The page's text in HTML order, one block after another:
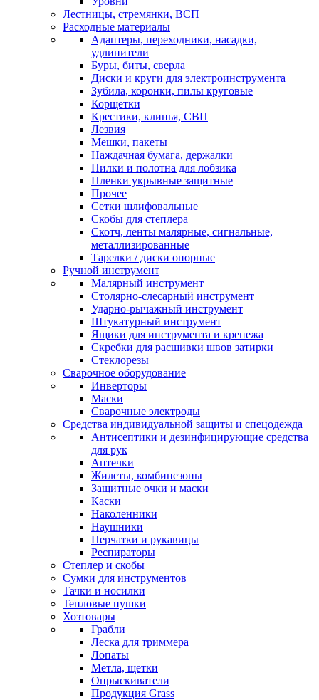
Лестницы, стремянки, ВСП
Расходные материалы
Адаптеры, переходники, насадки,
удлинители
Буры, биты, сверла
Диски и круги для электроинструмента
Зубила, коронки, пилы круговые
Корщетки
Крестики, клинья, СВП
Лезвия
Мешки, пакеты
Наждачная бумага, держалки
Пилки и полотна для лобзика
Пленки укрывные защитные
Прочее
Сетки шлифовальные
Скобы для степлера
Скотч, ленты малярные, сигнальные,
металлизированные
Тарелки / диски опорные
Ручной инструмент
Малярный инструмент
Столярно-слесарный инструмент
Ударно-рычажный инструмент
Штукатурный инструмент
Ящики для инструмента и крепежа
Скребки для расшивки швов затирки
Стеклорезы
Сварочное оборудование
Инверторы
Маски
Сварочные электроды
Средства индивидуальной защиты и спецодежда
Антисептики и дезинфицирующие средства
для рук
Аптечки
Жилеты, комбинезоны
Защитные очки и маски
Каски
Наколенники
Наушники
Перчатки и рукавицы
Респираторы
Степлер и скобы
Сумки для инструментов
Тачки и носилки
Тепловые пушки
Хозтовары
Грабли
Леска для триммера
Лопаты
Метла, щетки
Опрыскиватели
Продукция Grass